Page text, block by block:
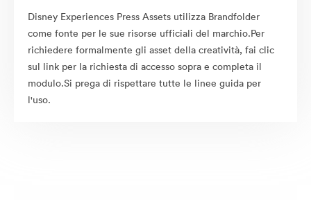
Disney Experiences Press Assets utilizza Brandfolder
come fonte per le sue risorse ufficiali del marchio.Per
richiedere formalmente gli asset della creatività, fai clic
sul link per la richiesta di accesso sopra e completa il
modulo.Si prega di rispettare tutte le linee guida per
l'uso.